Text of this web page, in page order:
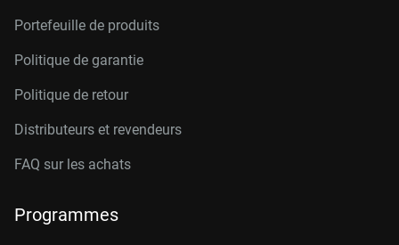
Portefeuille de produits
Politique de garantie
Politique de retour
Distributeurs et revendeurs
FAQ sur les achats
Programmes